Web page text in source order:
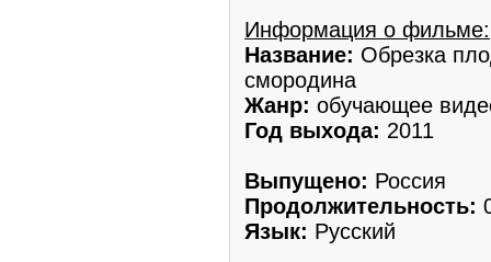
Информация о фильме:
Название: Обрезка
смородина
Жанр: обучающее
Год выхода: 2011
Выпущено: Россия
Продолжительность:
Язык: Русский